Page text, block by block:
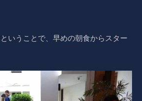
いうことで、早めの朝食からスター